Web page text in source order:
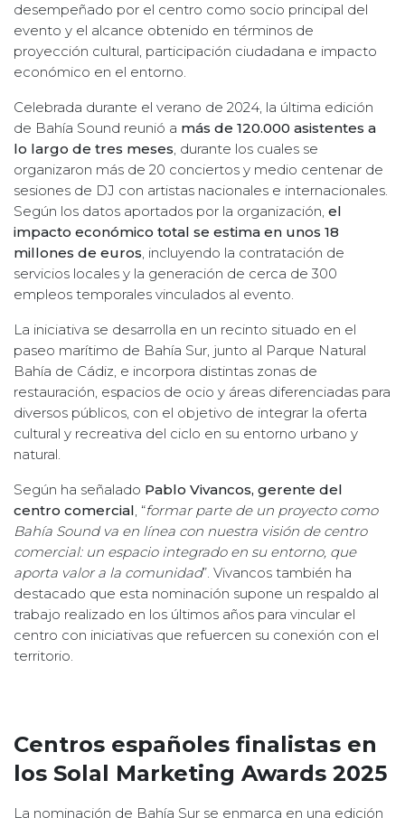
desempeñado por el centro como socio principal del
evento y el alcance obtenido en términos de
proyección cultural, participación ciudadana e impacto
económico en el entorno.
Celebrada durante el verano de 2024, la última edición
de Bahía Sound reunió a más de 120.000 asistentes a
lo largo de tres meses, durante los cuales se
organizaron más de 20 conciertos y medio centenar de
sesiones de DJ con artistas nacionales e internacionales.
Según los datos aportados por la organización, el
impacto económico total se estima en unos 18
millones de euros, incluyendo la contratación de
servicios locales y la generación de cerca de 300
empleos temporales vinculados al evento.
La iniciativa se desarrolla en un recinto situado en el
paseo marítimo de Bahía Sur, junto al Parque Natural
Bahía de Cádiz, e incorpora distintas zonas de
restauración, espacios de ocio y áreas diferenciadas para
diversos públicos, con el objetivo de integrar la oferta
cultural y recreativa del ciclo en su entorno urbano y
natural.
Según ha señalado Pablo Vivancos, gerente del
centro comercial, “formar parte de un proyecto como
Bahía Sound va en línea con nuestra visión de centro
comercial: un espacio integrado en su entorno, que
aporta valor a la comunidad”. Vivancos también ha
destacado que esta nominación supone un respaldo al
trabajo realizado en los últimos años para vincular el
centro con iniciativas que refuercen su conexión con el
territorio.
Centros españoles finalistas en
los Solal Marketing Awards 2025
La nominación de Bahía Sur se enmarca en una edición